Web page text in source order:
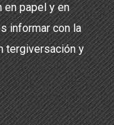
en papel y en
informar con la
tergiversación y